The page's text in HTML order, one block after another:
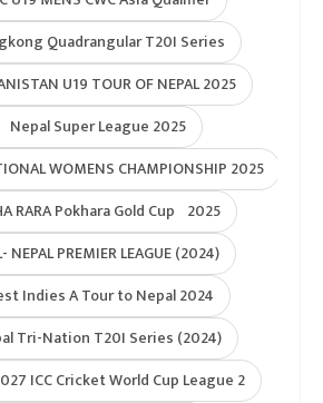
Quadrangular T20I Series
U19 TOUR OF NEPAL 2025
Nepal Super League 2025
WOMENS CHAMPIONSHIP 2025
RARA Pokhara Gold Cup 2025
NEPAL PREMIER LEAGUE (2024)
Indies A Tour to Nepal 2024
Tri-Nation T20I Series (2024)
ICC Cricket World Cup League 2